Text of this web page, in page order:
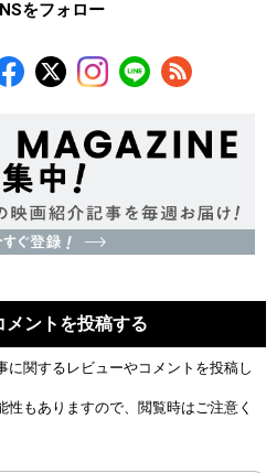
をフォロー
メントを投稿する
に関するレビューやコメントを投稿し
もありますので、閲覧時はご注意く